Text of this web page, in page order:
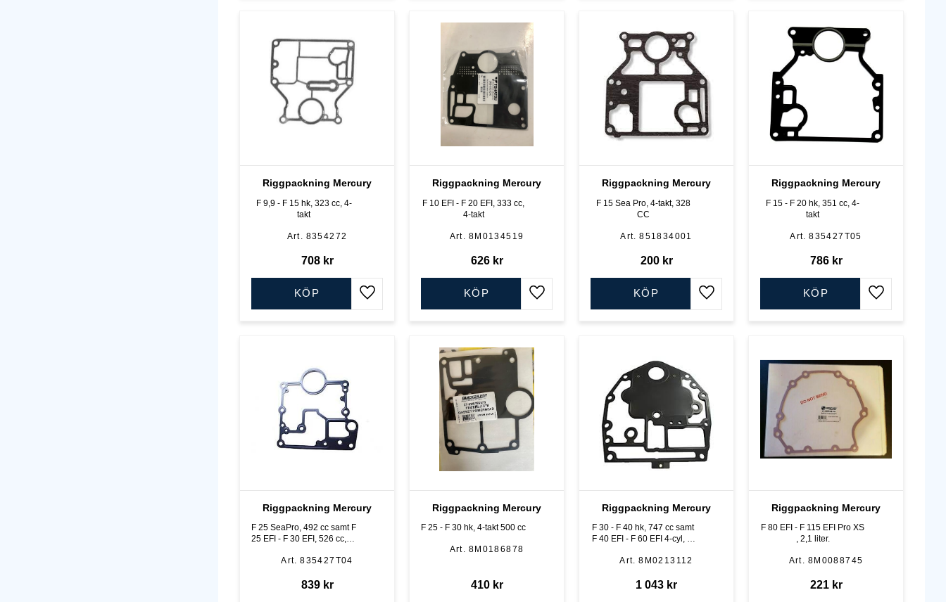
Riggpackning Mercury
F 9,9 - F 15 hk, 323 cc, 4-
takt
8354272
708kr
Lägg till i favoriter
KÖP
Riggpackning Mercury
F 10 EFI - F 20 EFI, 333 cc,
4-takt
8M0134519
626kr
Lägg till i favoriter
KÖP
Riggpackning Mercury
F 15 Sea Pro, 4-takt, 328
CC
851834001
200kr
Lägg till i favoriter
KÖP
Riggpackning Mercury
F 15 - F 20 hk, 351 cc, 4-
takt
835427T05
786kr
Lägg till i
KÖP
Riggpackning Mercury
F 25 SeaPro, 492 cc samt F
25 EFI - F 30 EFI, 526 cc, 4-
835427T04
839kr
Riggpackning Mercury
F 25 - F 30 hk, 4-takt 500 cc
8M0186878
410kr
Riggpackning Mercury
F 30 - F 40 hk, 747 cc samt
F 40 EFI - F 60 EFI 4-cyl, 4-
8M0213112
1 043 kr
Riggpackning Mercury
F 80 EFI - F 115 EFI Pro XS
, 2,1 liter.
8M0088745
221kr